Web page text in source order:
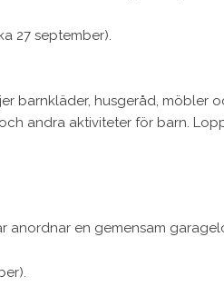
27 september).
barnkläder, husgeråd, möbler
andra aktiviteter för barn.
anordnar en gemensam